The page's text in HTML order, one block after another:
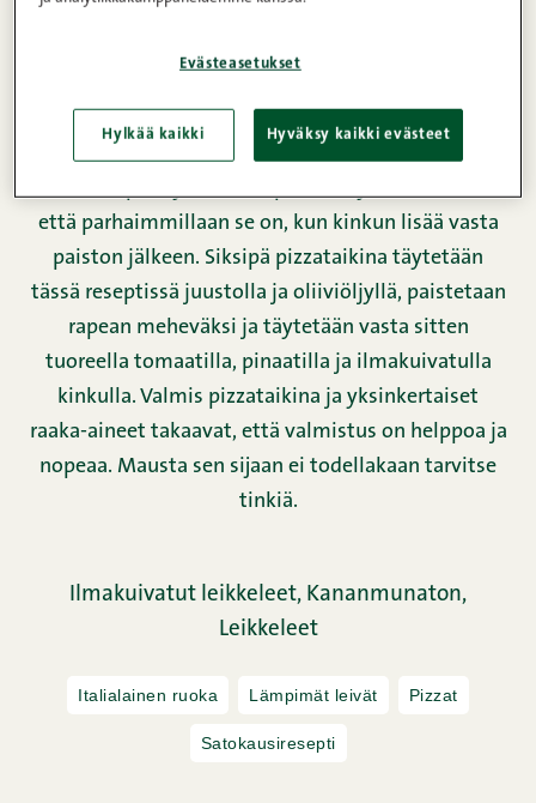
Evästeasetukset
Hylkää kaikki Hyväksy kaikki evästeet